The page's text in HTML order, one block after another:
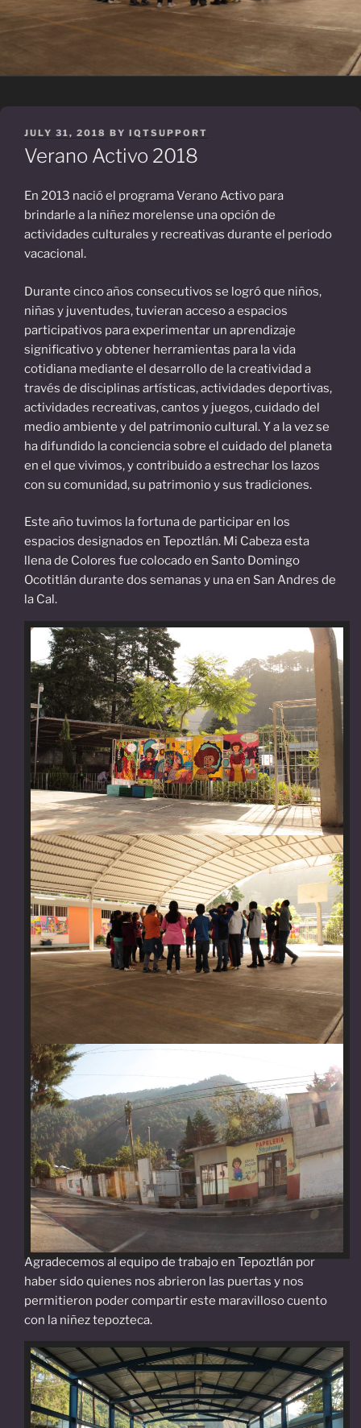
POSTED
ON
JULY 31, 2018 BY IQTSUPPORT
Verano Activo 2018
En 2013 nació el programa Verano Activo para
brindarle a la niñez morelense una opción de
actividades culturales y recreativas durante el periodo
vacacional.
Durante cinco años consecutivos se logró que niños,
niñas y juventudes, tuvieran acceso a espacios
participativos para experimentar un aprendizaje
significativo y obtener herramientas para la vida
cotidiana mediante el desarrollo de la creatividad a
través de disciplinas artísticas, actividades deportivas,
actividades recreativas, cantos y juegos, cuidado del
medio ambiente y del patrimonio cultural. Y a la vez se
ha difundido la conciencia sobre el cuidado del planeta
en el que vivimos, y contribuido a estrechar los lazos
con su comunidad, su patrimonio y sus tradiciones.
Este año tuvimos la fortuna de participar en los
espacios designados en Tepoztlán. Mi Cabeza esta
llena de Colores fue colocado en Santo Domingo
Ocotitlán durante dos semanas y una en San Andres de
la Cal.
Agradecemos al equipo de trabajo en Tepoztlán por
haber sido quienes nos abrieron las puertas y nos
permitieron poder compartir este maravilloso cuento
con la niñez tepozteca.